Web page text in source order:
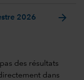
2026 arrow_forward
des résultats
dans